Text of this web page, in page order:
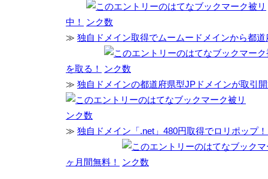
中！
≫ 独自ドメイン取得でムームードメインから都
を取る！
≫ 独自ドメインの都道府県型JPドメインが取引
≫ 独自ドメイン「.net」480円取得でロリポップ
ヶ月間無料！